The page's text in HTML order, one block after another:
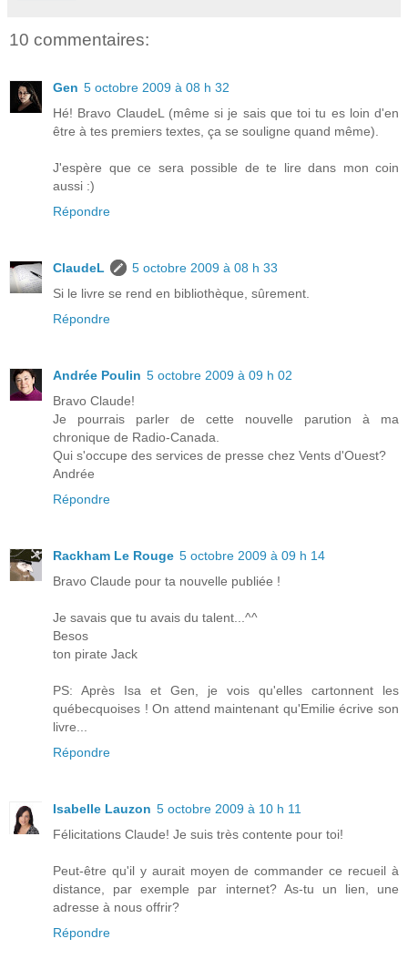
10 commentaires:
Gen 5 octobre 2009 à 08 h 32
Hé! Bravo ClaudeL (même si je sais que toi tu es loin d'en
être à tes premiers textes, ça se souligne quand même).
J'espère que ce sera possible de te lire dans mon coin
aussi :)
Répondre
ClaudeL
5 octobre 2009 à 08 h 33
Si le livre se rend en bibliothèque, sûrement.
Répondre
Andrée Poulin 5 octobre 2009 à 09 h 02
Bravo Claude!
Je pourrais parler de cette nouvelle parution à ma
chronique de Radio-Canada.
Qui s'occupe des services de presse chez Vents d'Ouest?
Andrée
Répondre
Rackham Le Rouge 5 octobre 2009 à 09 h 14
Bravo Claude pour ta nouvelle publiée !
Je savais que tu avais du talent...^^
Besos
ton pirate Jack
PS: Après Isa et Gen, je vois qu'elles cartonnent les
québecquoises ! On attend maintenant qu'Emilie écrive son
livre...
Répondre
Isabelle Lauzon 5 octobre 2009 à 10 h 11
Félicitations Claude! Je suis très contente pour toi!
Peut-être qu'il y aurait moyen de commander ce recueil à
distance, par exemple par internet? As-tu un lien, une
adresse à nous offrir?
Répondre